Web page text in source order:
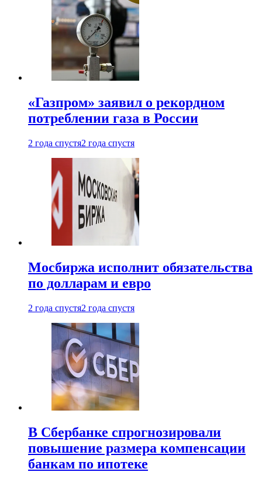
«Газпром» заявил о рекордном
потреблении газа в России
2 года спустя2 года спустя
Мосбиржа исполнит обязательства
по долларам и евро
2 года спустя2 года спустя
В Сбербанке спрогнозировали
повышение размера компенсации
банкам по ипотеке